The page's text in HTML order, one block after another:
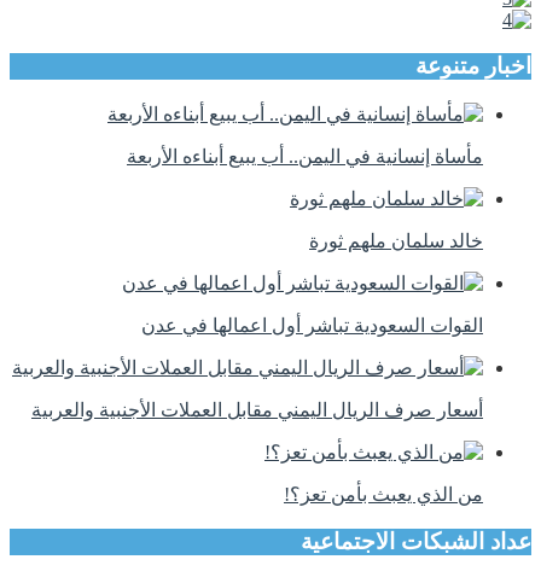
اخبار متنوعة
مأساة إنسانية في اليمن.. أب يبيع أبناءه الأربعة
خالد سلمان ملهم ثورة
القوات السعودية تباشر أول اعمالها في عدن
أسعار صرف الريال اليمني مقابل العملات الأجنبية والعربية
من الذي يعبث بأمن تعز؟!
عداد الشبكات الاجتماعية